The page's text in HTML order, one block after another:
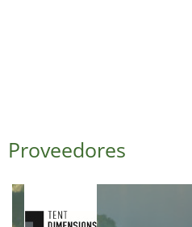
Proveedores